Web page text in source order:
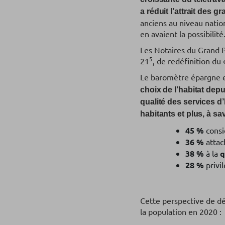
a réduit l’attrait des
anciens au niveau
en avaient la possibilité.
Les Notaires du Grand
21 5, de redéfinition du
Le baromètre épargne
choix de l’habitat
qualité des services
habitants et plus, à
45 %
36 %
38 % à la
28 %
Cette perspective de
la population en 2020 :